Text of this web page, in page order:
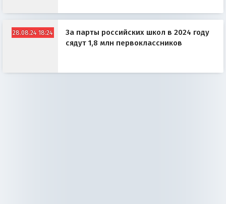
28.08.24 18:24
За парты российских школ в 2024 году
сядут 1,8 млн первоклассников